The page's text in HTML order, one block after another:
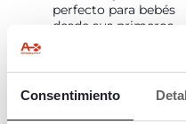
Consentimiento
perfecto para bebés
desde sus primeros